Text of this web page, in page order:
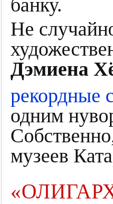
банку.
Не
Дэмиена
рекордные
одним
музеев